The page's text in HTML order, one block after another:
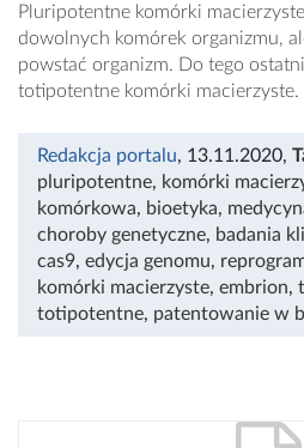
Pluripotentne komórki
dowolnych komórek organizmu,
powstać organizm. Do tego
totipotentne komórki macierzyste.
Redakcja portalu, 13.11.2020,
pluripotentne, komórki
komórkowa, bioetyka,
choroby genetyczne, badania
cas9, edycja genomu,
komórki macierzyste, embrion,
totipotentne, patentowanie w